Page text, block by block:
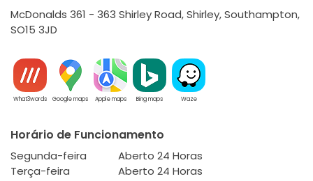
McDonalds 361 - 363 Shirley Road, Shirley, Southampton,
SO15 3JD
What3words Google maps Apple maps Bing maps Waze
Horário de Funcionamento
Segunda-feira
Aberto 24 Horas
Terça-feira
Aberto 24 Horas